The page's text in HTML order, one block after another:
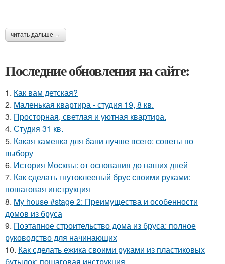
читать дальше →
Последние обновления на сайте:
1. Как вам детская?
2. Маленькая квартира - студия 19, 8 кв.
3. Просторная, светлая и уютная квартира.
4. Студия 31 кв.
5. Какая каменка для бани лучше всего: советы по
выбору
6. История Москвы: от основания до наших дней
7. Как сделать гнутоклееный брус своими руками:
пошаговая инструкция
8. My house #stage 2: Преимущества и особенности
домов из бруса
9. Поэтапное строительство дома из бруса: полное
руководство для начинающих
10. Как сделать ежика своими руками из пластиковых